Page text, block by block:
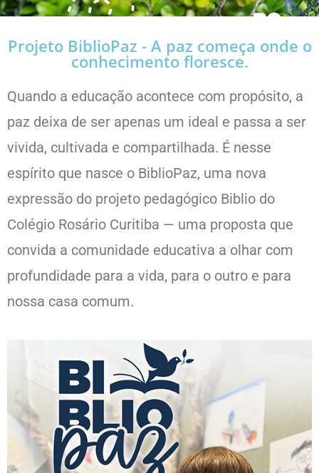
Projeto BiblioPaz - A paz começa onde o
conhecimento floresce.
Quando a educação acontece com propósito, a
paz deixa de ser apenas um ideal e passa a ser
vivida, cultivada e compartilhada. É nesse
espírito que nasce o BiblioPaz, uma nova
expressão do projeto pedagógico Biblio do
Colégio Rosário Curitiba — uma proposta que
convida a comunidade educativa a olhar com
profundidade para a vida, para o outro e para
nossa casa comum.